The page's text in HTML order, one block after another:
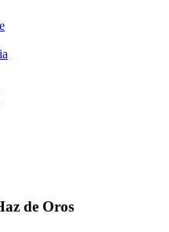
de Oros